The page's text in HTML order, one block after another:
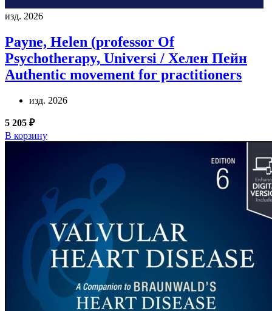
изд. 2026
Payne, Helen (professor Of
Psychotherapy, Universi / Хелен Пейн
Authentic movement for practitioners
изд. 2026
5 205 ₽
В корзину